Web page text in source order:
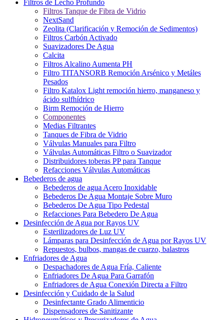
Filtros de Lecho Profundo
Filtros Tanque de Fibra de Vidrio
NextSand
Zeolita (Clarificación y Remoción de Sedimentos)
Filtros Carbón Activado
Suavizadores De Agua
Calcita
Filtros Alcalino Aumenta PH
Filtro TITANSORB Remoción Arsénico y Metáles
Pesados
Filtro Katalox Light remoción hierro, manganeso y
ácido sulfhídrico
Birm Remoción de Hierro
Componentes
Medias Filtrantes
Tanques de Fibra de Vidrio
Válvulas Manuales para Filtro
Válvulas Automáticas Filtro o Suavizador
Distribuidores toberas PP para Tanque
Refacciones Válvulas Automáticas
Bebederos de agua
Bebederos de agua Acero Inoxidable
Bebederos De Agua Montaje Sobre Muro
Bebederos De Agua Tipo Pedestal
Refacciones Para Bebedero De Agua
Desinfección de Agua por Rayos UV
Esterilizadores de Luz UV
Lámparas para Desinfección de Agua por Rayos UV
Repuestos, bulbos, mangas de cuarzo, balastros
Enfriadores de Agua
Despachadores de Agua Fría, Caliente
Enfriadores De Agua Para Garrafón
Enfriadores de Agua Conexión Directa a Filtro
Desinfección y Cuidado de la Salud
Desinfectante Grado Alimenticio
Dispensadores de Sanitizante